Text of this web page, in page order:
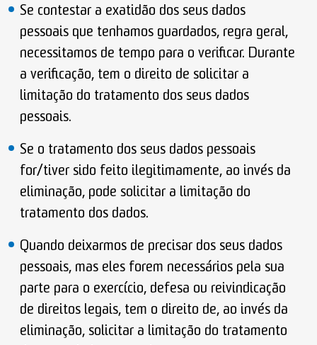
Se contestar a exatidão dos seus dados
pessoais que tenhamos guardados, regra geral,
necessitamos de tempo para o verificar. Durante
a verificação, tem o direito de solicitar a
limitação do tratamento dos seus dados
pessoais.
Se o tratamento dos seus dados pessoais
for/tiver sido feito ilegitimamente, ao invés da
eliminação, pode solicitar a limitação do
tratamento dos dados.
Quando deixarmos de precisar dos seus dados
pessoais, mas eles forem necessários pela sua
parte para o exercício, defesa ou reivindicação
de direitos legais, tem o direito de, ao invés da
eliminação, solicitar a limitação do tratamento